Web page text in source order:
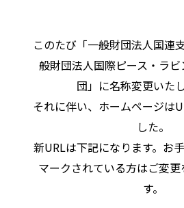
このたび「一般財団法人国連
般財団法人国際ピース・ラ
団」に名称変更いた
それに伴い、ホームページは
した。
新URLは下記になります。お
マークされている方はご変
す。